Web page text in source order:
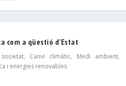
com a qüestió d’Estat
, Canvi climàtic, Medi ambient,
i energies renovables